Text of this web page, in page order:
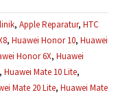
, Apple Reparatur, HTC
, Huawei Honor 10, Huawei
Honor 6X, Huawei
, Huawei Mate 10 Lite,
Mate 20 Lite, Huawei Mate